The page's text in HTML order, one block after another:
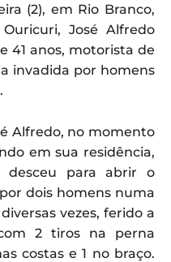
(2), em Rio Branco,
José Alfredo
41 anos, motorista de
invadida por homens
Alfredo, no momento
em sua residência,
desceu para abrir o
dois homens numa
vezes, ferido a
2 tiros na perna
costas e 1 no braço.